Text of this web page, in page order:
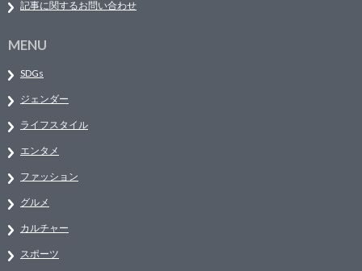
記事に関するお問い合わせ
MENU
SDGs
ジェンダー
ライフスタイル
エンタメ
ファッション
グルメ
カルチャー
スポーツ